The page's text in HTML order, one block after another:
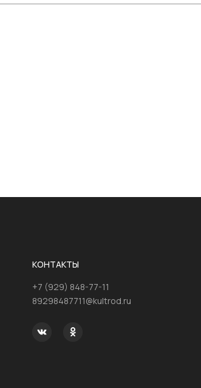
КОНТАКТЫ
+7 (929) 848-77-11
89298487711@kultrod.ru